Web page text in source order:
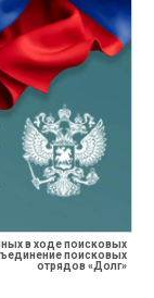
в ходе поисковых
поисковых
отрядов «Долг»